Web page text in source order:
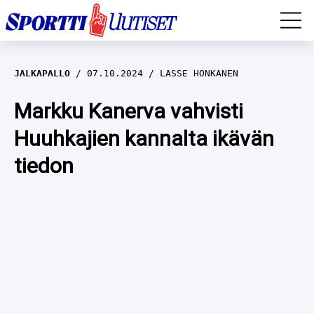
EM-YLEISURHEILU
JÄÄKIEKKO
YLEISURHEILU
WILMA HELTELÄ
TALVILAJIT
JALKAPALLO 07.10.2024 LASSE HONKANEN
Markku Kanerva vahvisti
Huuhkajien kannalta ikävän
tiedon